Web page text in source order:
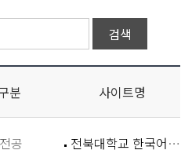
분 사이트명
공 전북대학교 한국어학과